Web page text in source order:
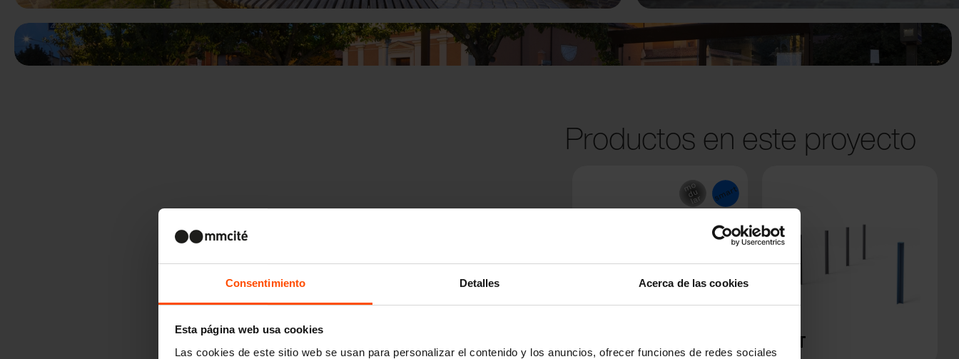
Consentimiento Detalles Acerca de las cookies
Esta página web usa cookies
Las cookies de este sitio web se usan para personalizar el contenido y los anuncios, ofrecer funciones de redes sociales
Productos en este proyecto
LOT